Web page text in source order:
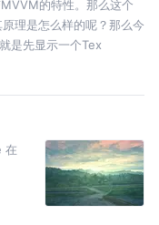
的特性。那么这个
理是怎么样的呢？那么今
是先显示一个Tex
在